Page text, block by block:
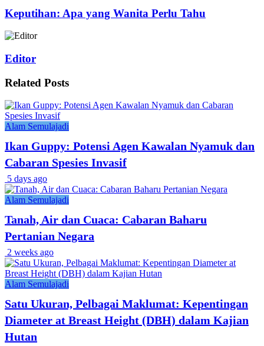
Keputihan: Apa yang Wanita Perlu Tahu
Editor
Related Posts
Alam Semulajadi
Ikan Guppy: Potensi Agen Kawalan Nyamuk dan
Cabaran Spesies Invasif
5 days ago
Alam Semulajadi
Tanah, Air dan Cuaca: Cabaran Baharu
Pertanian Negara
2 weeks ago
Alam Semulajadi
Satu Ukuran, Pelbagai Maklumat: Kepentingan
Diameter at Breast Height (DBH) dalam Kajian
Hutan